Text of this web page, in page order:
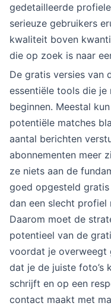
gedetailleerde
serieuze gebruikers
kwaliteit boven
die op zoek is naar
De gratis versies van
essentiële tools die
beginnen. Meestal
potentiële matches
aantal berichten
abonnementen meer
ze niets aan de
goed opgesteld
dan een slecht profiel
Daarom moet de
potentieel van de
voordat je overweegt
dat je de juiste foto’s
schrijft en op een
contact maakt met